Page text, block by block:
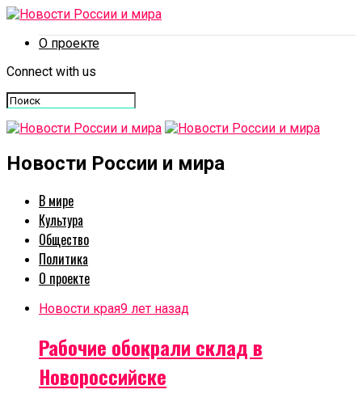
О проекте
Connect with us
Новости России и мира
В мире
Культура
Общество
Политика
О проекте
Новости края9 лет назад
Рабочие обокрали склад в
Новороссийске